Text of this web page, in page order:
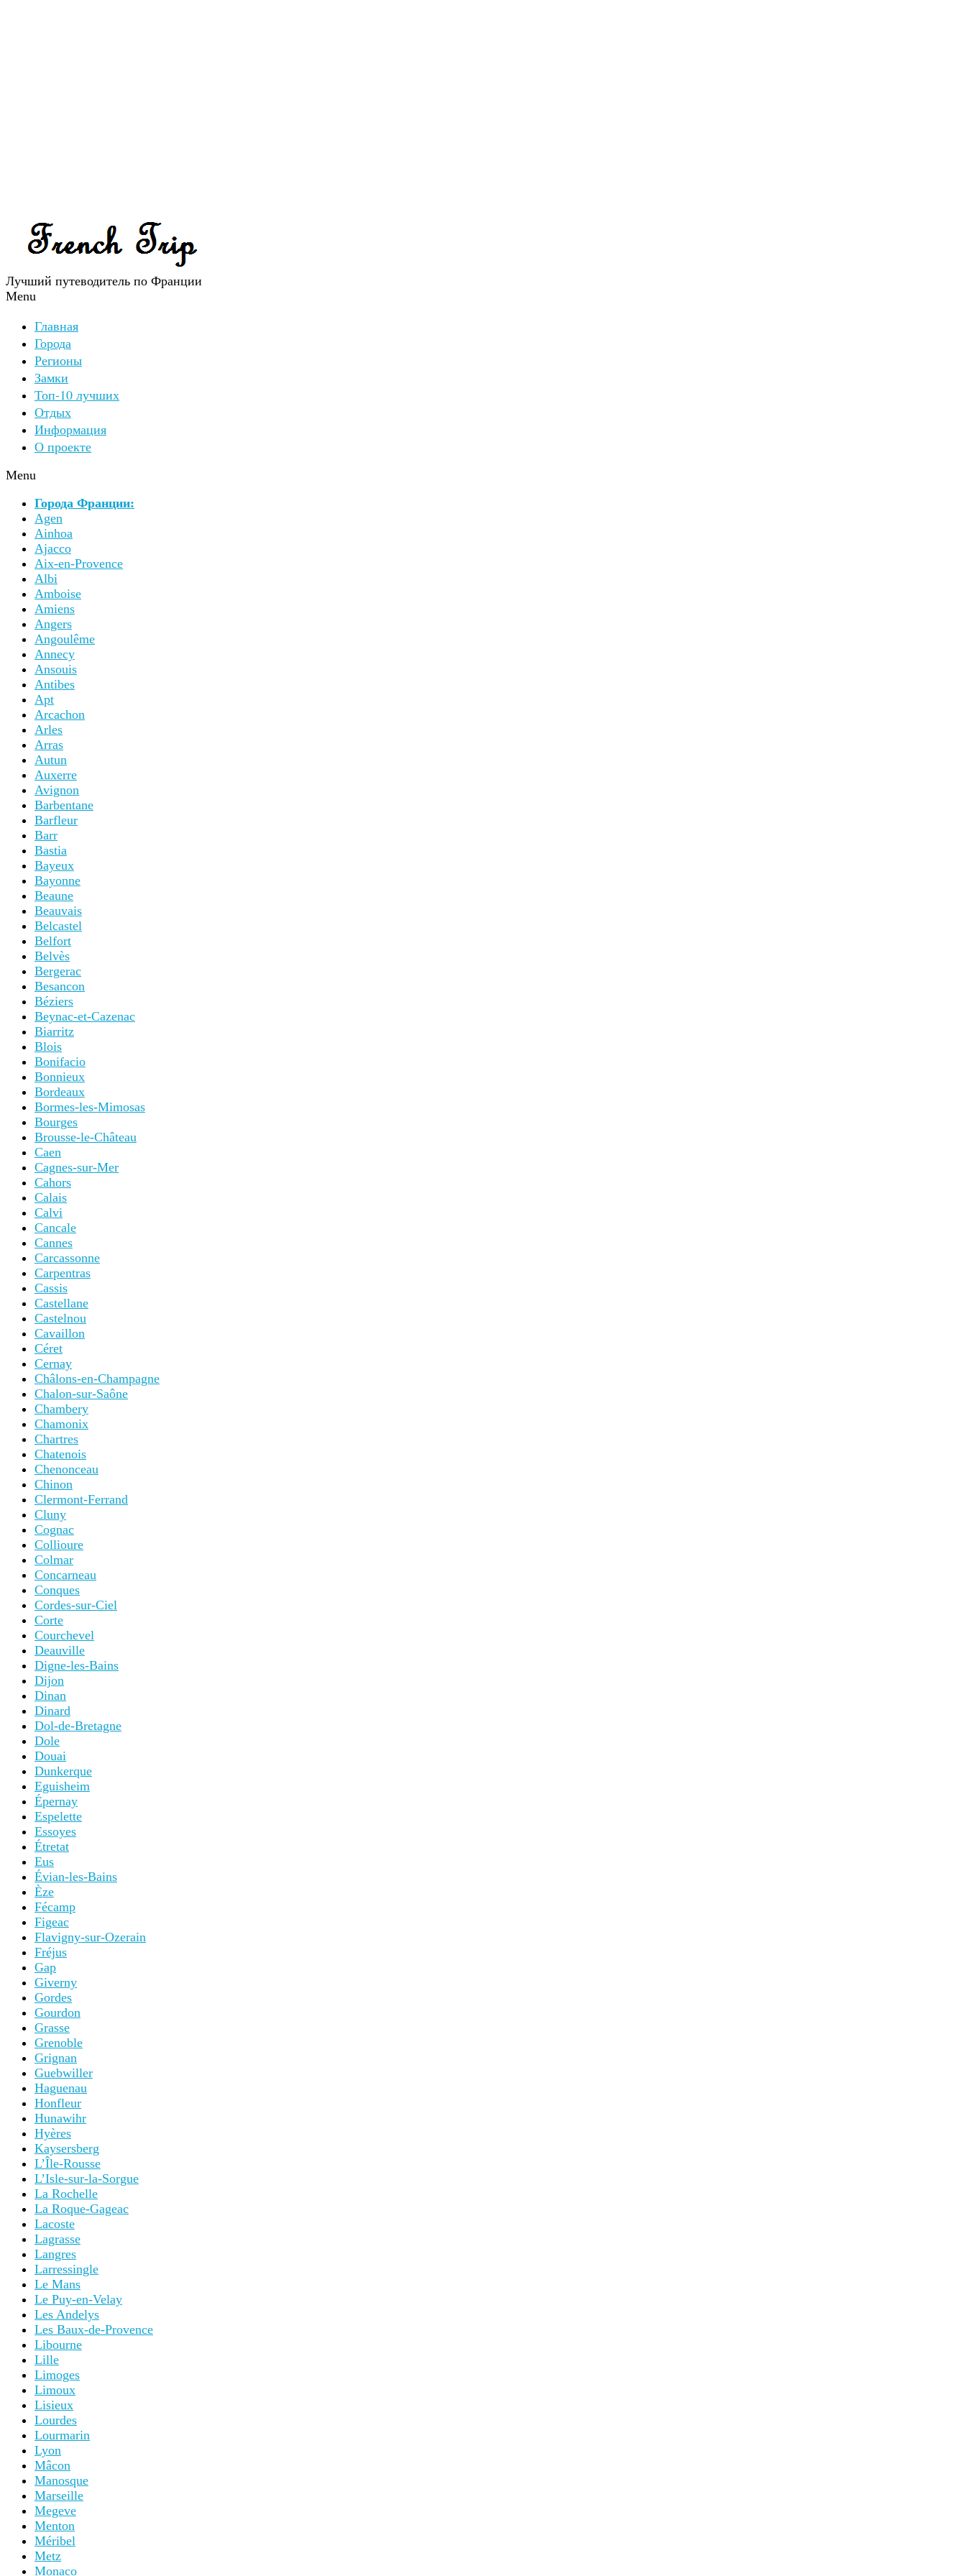
Лучший путеводитель по Франции
Menu
Главная
Города
Регионы
Замки
Топ-10 лучших
Отдых
Информация
О проекте
Menu
Города Франции:
Agen
Ainhoa
Ajacco
Aix-en-Provence
Albi
Amboise
Amiens
Angers
Angoulême
Annecy
Ansouis
Antibes
Apt
Arcachon
Arles
Arras
Autun
Auxerre
Avignon
Barbentane
Barfleur
Barr
Bastia
Bayeux
Bayonne
Beaune
Beauvais
Belcastel
Belfort
Belvès
Bergerac
Besancon
Béziers
Beynac-et-Cazenac
Biarritz
Blois
Bonifacio
Bonnieux
Bordeaux
Bormes-les-Mimosas
Bourges
Brousse-le-Château
Caen
Cagnes-sur-Mer
Cahors
Calais
Calvi
Cancale
Cannes
Carcassonne
Carpentras
Cassis
Castellane
Castelnou
Cavaillon
Céret
Cernay
Châlons-en-Champagne
Chalon-sur-Saône
Chambery
Chamonix
Chartres
Chatenois
Chenonceau
Chinon
Clermont-Ferrand
Cluny
Cognac
Collioure
Colmar
Concarneau
Conques
Cordes-sur-Ciel
Corte
Courchevel
Deauville
Digne-les-Bains
Dijon
Dinan
Dinard
Dol-de-Bretagne
Dole
Douai
Dunkerque
Eguisheim
Épernay
Espelette
Essoyes
Étretat
Eus
Évian-les-Bains
Èze
Fécamp
Figeac
Flavigny-sur-Ozerain
Fréjus
Gap
Giverny
Gordes
Gourdon
Grasse
Grenoble
Grignan
Guebwiller
Haguenau
Honfleur
Hunawihr
Hyères
Kaysersberg
L’Île-Rousse
L’Isle-sur-la-Sorgue
La Rochelle
La Roque-Gageac
Lacoste
Lagrasse
Langres
Larressingle
Le Mans
Le Puy-en-Velay
Les Andelys
Les Baux-de-Provence
Libourne
Lille
Limoges
Limoux
Lisieux
Lourdes
Lourmarin
Lyon
Mâcon
Manosque
Marseille
Megeve
Menton
Méribel
Metz
Monaco